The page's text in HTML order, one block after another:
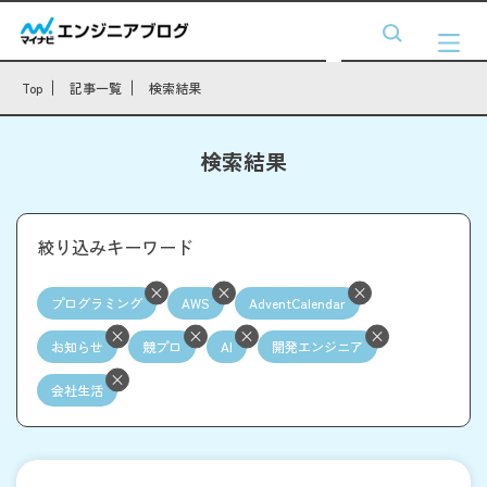
Top 記事一覧 検索結果
検索結果
絞り込みキーワード
プログラミング AWS AdventCalendar
お知らせ 競プロ AI 開発エンジニア
会社生活